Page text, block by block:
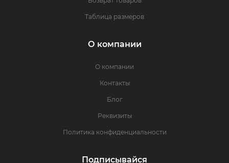
Таблица размеров
О компании
О компании
Контакты
Блог
Реквизиты
Политика конфиденциальности
Подписывайся